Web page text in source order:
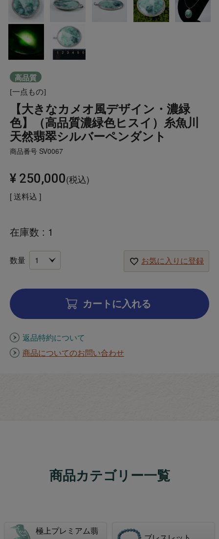
高品質
[一点もの]
【大きなカメオ風デザイン・濃緑
色】（高品質濃緑色ヒスイ）糸魚川
天然翡翠シルバーペンダント
商品番号 SV0067
¥ 250,000 税込
送料込
在庫数 1
お気に入りに登録
カートに入れる
返品特約について
商品についてのお問い合わせ
商品カテゴリー一覧
極上プレミアム翡